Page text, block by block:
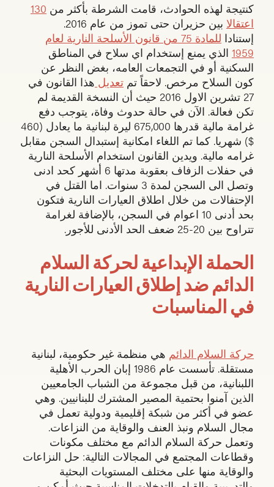
كنتيجة لهذه الحوادث، قامت الشرطة بأكثر من 130
اعتقالا
بين حزيران حتى تموز من عام 2016.
إستنادا
للمادة 75 من قانون الأسلحة النارية لعام
1959 الذي يمنع إستخدام اي سلاح في المناطق
السكنية أو في التجمعات العامه، بغض النظر عن
كون السلاح مرخص. لاحقاً تم تعديل هذا القانون في
27 تشرين الاول 2016 حيث أن النسخة القديمة لم
تكن فعالة. الآن في حالة حدوث وفاة، يتوجب دفع
غرامة مالية قدرها 675,000 ليرة لبنانية ما يعادل (460
$) شهريا. كما تم اللغاء امكانية إستبدال السجن مقابل
غرامه مالية. ويدين القانون استخدام الأسلحة النارية
في حفلات الزفاف بعقوبة مدتها 6 أشهر كحد ادنى
وتصل الى السجن لمدة 3 سنوات. اما القتل في
الإحتفالات من خلال اطلاق العيارات النارية فتكون
بحد أدنى 10 اعوام في السجن، بالإضافة لغرامة
تتراوح بين 20-25 ضعف الحد الأدنى للأجور.
الحملة الإبداعية لحركة السلام
الدائم ضد إطلاق العيارات النارية
في المناسبات
حركة السلام الدائم هي منظمة غير حكومية، لبنانية
مستقلة. تأسست عام 1986 إبان الحرب الأهلية
اللبنانية، من قبل مجموعة من الشباب الجامعيين
الذين آمنوا بحتمية المصير المشترك للبنانيين. وهي
عضو في أكثر من شبكة إقليمية ودولية تعمل في
مجال السلام ونبذ العنف والوقاية من النزاعات.
وتعمل حركة السلام الدائم مع مختلف مكونات
وقطاعات المجتمع في المجالات التالية: حل النزاعات
والوقاية منها على مختلف المستويات البحثية